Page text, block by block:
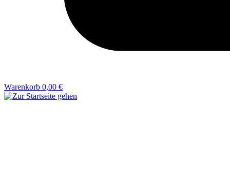
Warenkorb 0,00 €